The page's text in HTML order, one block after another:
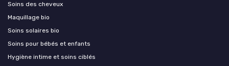
Soins des cheveux
Maquillage bio
Soins solaires bio
Soins pour bébés et enfants
Hygiène intime et soins ciblés